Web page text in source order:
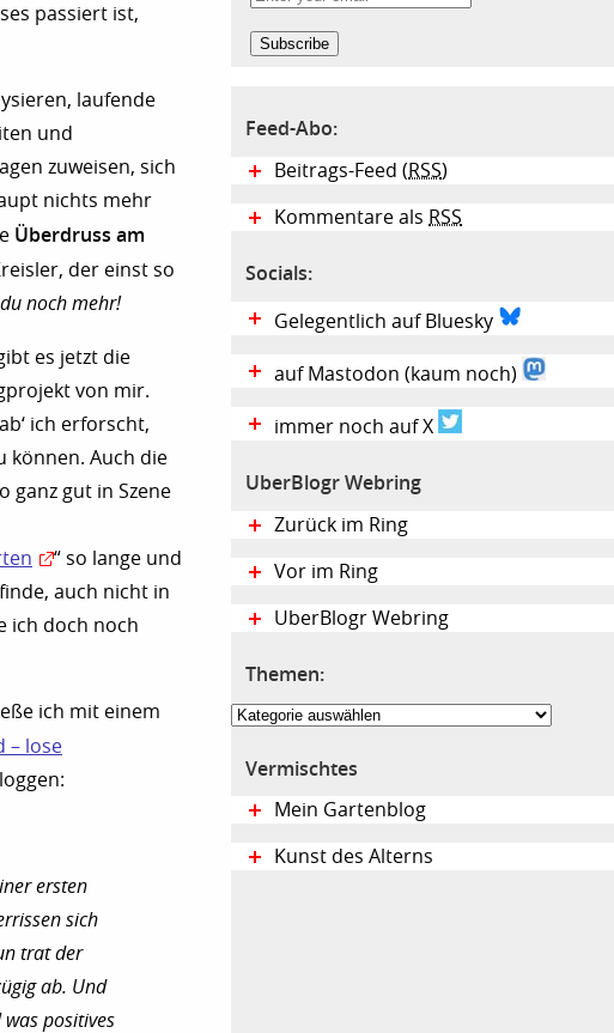
passiert ist,
laufende
und
zuweisen, sich
nichts mehr
Überdruss am
der einst so
noch mehr!
es jetzt die
von mir.
ich erforscht,
können. Auch die
ganz gut in Szene
“ so lange und
auch nicht in
ich doch noch
ich mit einem
– lose
ersten
sich
trat der
ab. Und
positives
Feed-Abo:
Beitrags-Feed (RSS)
Kommentare als RSS
Socials:
Gelegentlich auf Bluesky
auf Mastodon (kaum noch)
immer noch auf X
UberBlogr Webring
Zurück im Ring
Vor im Ring
UberBlogr Webring
Themen:
Themen:
Vermischtes
Mein Gartenblog
Kunst des Alterns